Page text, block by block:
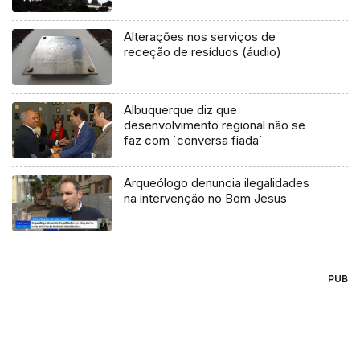
Alterações nos serviços de
receção de resíduos (áudio)
Albuquerque diz que
desenvolvimento regional não se
faz com `conversa fiada`
Arqueólogo denuncia ilegalidades
na intervenção no Bom Jesus
PUB